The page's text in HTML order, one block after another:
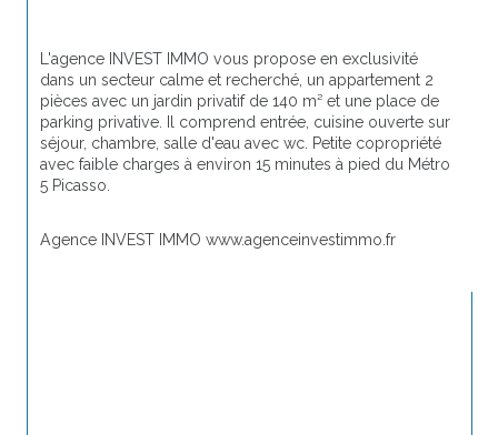
L'agence INVEST IMMO vous propose en exclusivité
dans un secteur calme et recherché, un appartement 2
pièces avec un jardin privatif de 140 m² et une place de
parking privative. Il comprend entrée, cuisine ouverte sur
séjour, chambre, salle d'eau avec wc. Petite copropriété
avec faible charges à environ 15 minutes à pied du Métro
5 Picasso.
Agence INVEST IMMO www.agenceinvestimmo.fr